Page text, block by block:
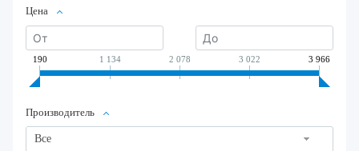
Цена
190 1 134 2 078 3 022 3 966
Производитель
Все